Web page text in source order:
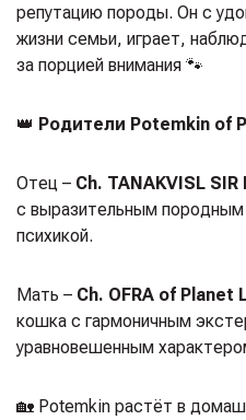
репутацию породы. Он с
жизни семьи, играет,
за порцией внимания 🐾
👑 Родители Potemkin of
Отец – Ch. TANAKVISL SIR
с выразительным породным
психикой.
Мать – Ch. OFRA of Planet
кошка с гармоничным
уравновешенным
🏡 Potemkin растёт в